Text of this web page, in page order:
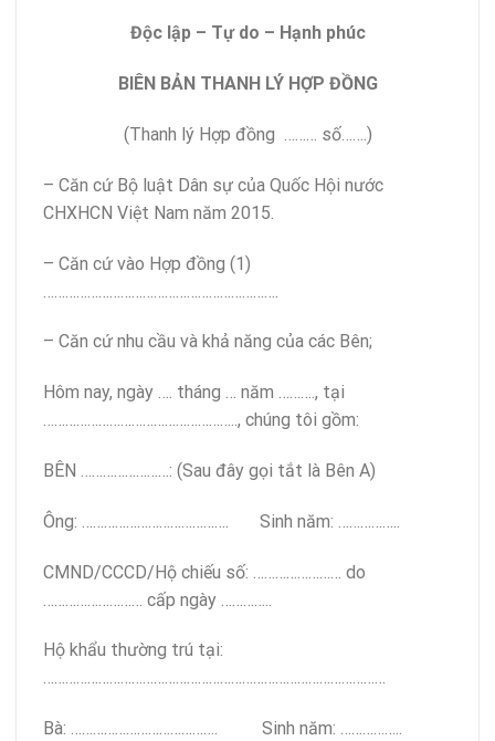
Độc lập – Tự do – Hạnh phúc
BIÊN BẢN THANH LÝ HỢP ĐỒNG
(Thanh lý Hợp đồng ……… số…….)
– Căn cứ Bộ luật Dân sự của Quốc Hội nước
CHXHCN Việt Nam năm 2015.
– Căn cứ vào Hợp đồng (1)
– Căn cứ nhu cầu và khả năng của các Bên;
Hôm nay, ngày …. tháng … năm ………., tại
…………………………………………….., chúng tôi gồm:
BÊN ……………………: (Sau đây gọi tắt là Bên A)
Ông: …………………………………. Sinh năm: ……………..
CMND/CCCD/Hộ chiếu số: …………………… do
……………………… cấp ngày …………..
Hộ khẩu thường trú tại:
…………………………………………………………………………………
Bà: …………………………………. Sinh năm: ……………..